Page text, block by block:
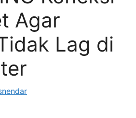
Agar
Lag di